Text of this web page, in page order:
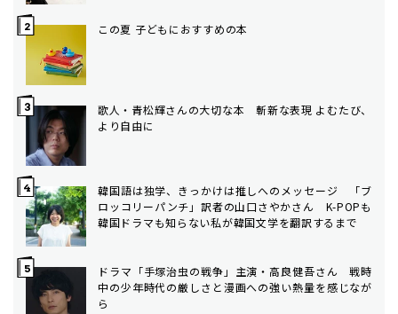
この夏 子どもにおすすめの本
歌人・青松輝さんの大切な本 斬新な表現 よむたび、
より自由に
韓国語は独学、きっかけは推しへのメッセージ 「ブ
ロッコリーパンチ」訳者の山口さやかさん K-POPも
韓国ドラマも知らない私が韓国文学を翻訳するまで
ドラマ「手塚治虫の戦争」主演・高良健吾さん 戦時
中の少年時代の厳しさと漫画への強い熱量を感じなが
ら